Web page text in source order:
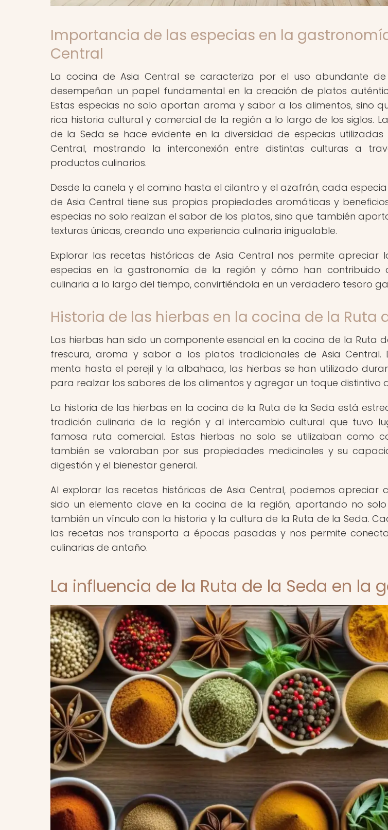
Importancia de las especias en la
Central
La cocina de Asia Central se caracteriza por el uso abundante de
desempeñan un papel fundamental en la creación de platos
Estas especias no solo aportan aroma y sabor a los alimentos, sino
rica historia cultural y comercial de la región a lo largo de los siglos.
de la Seda se hace evidente en la diversidad de especias
Central, mostrando la interconexión entre distintas culturas a
productos culinarios.
Desde la canela y el comino hasta el cilantro y el azafrán, cada
de Asia Central tiene sus propias propiedades aromáticas y
especias no solo realzan el sabor de los platos, sino que también
texturas únicas, creando una experiencia culinaria inigualable.
Explorar las recetas históricas de Asia Central nos permite apreciar
especias en la gastronomía de la región y cómo han contribuido
culinaria a lo largo del tiempo, convirtiéndola en un verdadero tesoro
Historia de las hierbas en la cocina de la Ruta
Las hierbas han sido un componente esencial en la cocina de la Ruta
frescura, aroma y sabor a los platos tradicionales de Asia Central.
menta hasta el perejil y la albahaca, las hierbas se han utilizado
para realzar los sabores de los alimentos y agregar un toque distintivo
La historia de las hierbas en la cocina de la Ruta de la Seda está
tradición culinaria de la región y al intercambio cultural que tuvo
famosa ruta comercial. Estas hierbas no solo se utilizaban como
también se valoraban por sus propiedades medicinales y su
digestión y el bienestar general.
Al explorar las recetas históricas de Asia Central, podemos apreciar
sido un elemento clave en la cocina de la región, aportando no
también un vínculo con la historia y la cultura de la Ruta de la Seda.
las recetas nos transporta a épocas pasadas y nos permite
culinarias de antaño.
La influencia de la Ruta de la Seda en la